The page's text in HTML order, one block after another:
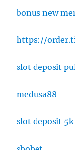
bonus new
https://
slot deposit
medusa88
slot deposit 5k